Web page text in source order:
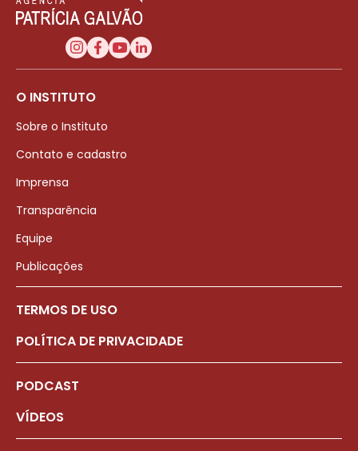
O INSTITUTO
Sobre o Instituto
Contato e cadastro
Imprensa
Transparência
Equipe
Publicações
TERMOS DE USO
POLÍTICA DE PRIVACIDADE
PODCAST
VÍDEOS